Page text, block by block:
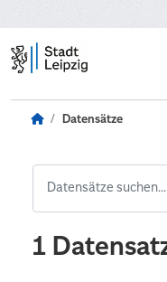
Datensätze
1